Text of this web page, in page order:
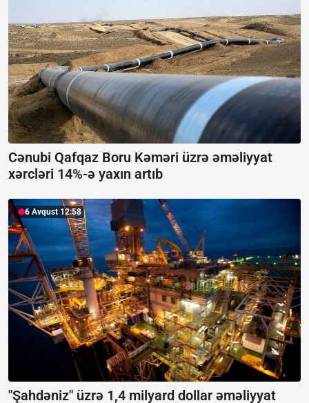
Cənubi Qafqaz Boru Kəməri üzrə əməliyyat
xərcləri 14%-ə yaxın artıb
6 Avqust 12:58
"Şahdəniz" üzrə 1,4 milyard dollar əməliyyat